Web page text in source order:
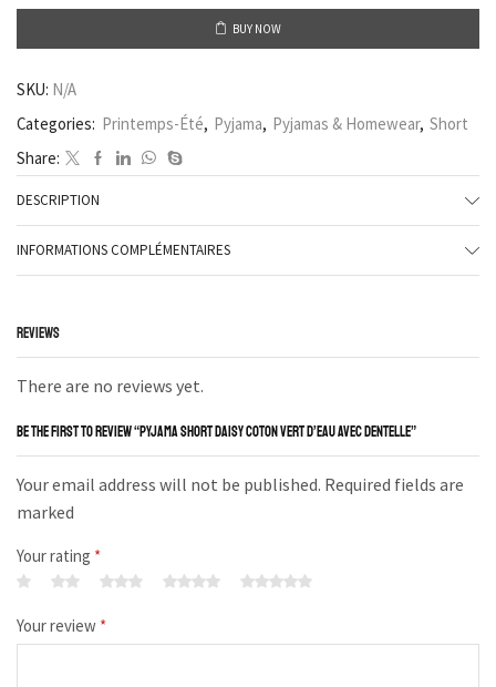
BUY NOW
SKU: N/A
Categories: Printemps-Été, Pyjama, Pyjamas & Homewear, Short
Share:
DESCRIPTION
INFORMATIONS COMPLÉMENTAIRES
REVIEWS
There are no reviews yet.
BE THE FIRST TO REVIEW “PYJAMA SHORT DAISY COTON VERT D’EAU AVEC DENTELLE”
Your email address will not be published. Required fields are
marked
Your rating *
Your review *